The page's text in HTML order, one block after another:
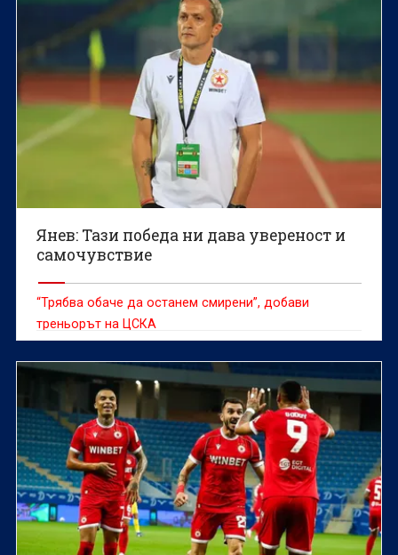
Янев: Тази победа ни дава увереност и
самочувствие
“Трябва обаче да останем смирени”, добави
треньорът на ЦСКА